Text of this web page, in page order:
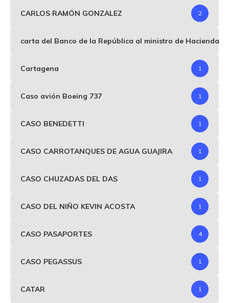
CARLOS RAMÓN GONZALEZ 2
carta del Banco de la República al ministro de Hacienda
Cartagena 1
Caso avión Boeing 737 1
CASO BENEDETTI 1
CASO CARROTANQUES DE AGUA GUAJIRA 1
CASO CHUZADAS DEL DAS 1
CASO DEL NIÑO KEVIN ACOSTA 1
CASO PASAPORTES 4
CASO PEGASSUS 1
CATAR 1